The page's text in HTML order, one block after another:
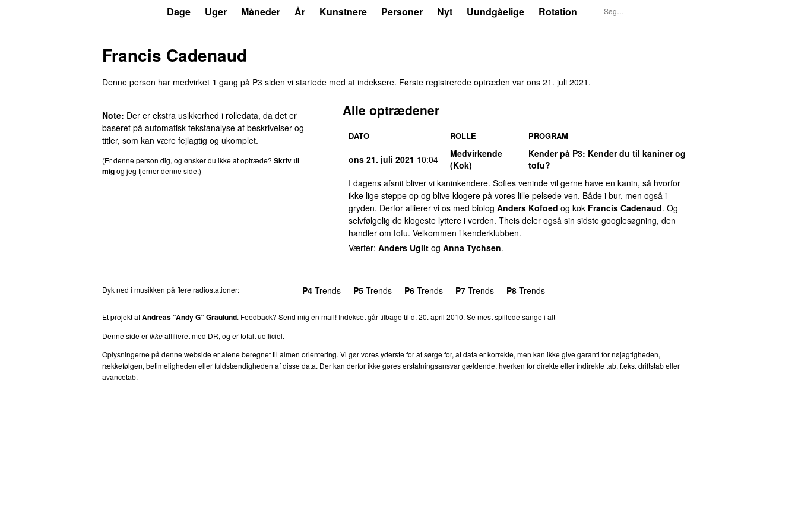
Dage Uger Måneder År Kunstnere Personer Nyt Uundgåelige Rotation
Francis Cadenaud
Denne person har medvirket 1 gang på P3 siden vi startede med at indeksere. Første registrerede optræden var ons 21. juli 2021 .
Note: Der er ekstra usikkerhed i rolledata, da det er
baseret på automatisk tekstanalyse af beskrivelser og
titler, som kan være fejlagtig og ukomplet.
(Er denne person dig, og ønsker du ikke at optræde? Skriv til
migog jeg fjerner denne side.)
Alle optrædener
DATO ROLLE PROGRAM
ons 21. juli 2021 10:04
Medvirkende
(Kok)
Kender på P3: Kender du til kaniner og
tofu?
I dagens afsnit bliver vi kaninkendere. Sofies veninde vil gerne have en kanin, så hvorfor
ikke lige steppe op og blive klogere på vores lille pelsede ven. Både i bur, men også i
gryden. Derfor allierer vi os med biolog Anders Kofoed og kok Francis Cadenaud. Og
selvfølgelig de klogeste lyttere i verden. Theis deler også sin sidste googlesøgning, den
handler om tofu. Velkommen i kenderklubben.
Værter: Anders Ugilt og Anna Tychsen.
Dyk ned i musikken på flere radiostationer: P4 Trends P5 Trends P6 Trends P7 Trends P8 Trends
Et projekt afAndreas “Andy G” Graulund. Feedback? Send mig en mail! Indekset går tilbage til d. 20. april 2010. Se mest spillede sange i alt
Denne side erikkeaffilieret med DR, og er totalt uofficiel.
Oplysningerne på denne webside er alene beregnet til almen orientering. Vi gør vores yderste for at sørge for, at data er korrekte, men kan ikke give garanti for nøjagtigheden,
rækkefølgen, betimeligheden eller fuldstændigheden af disse data. Der kan derfor ikke gøres erstatningsansvar gældende, hverken for direkte eller indirekte tab, f.eks. driftstab eller
avancetab.